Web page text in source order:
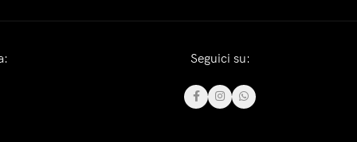
Seguici su: